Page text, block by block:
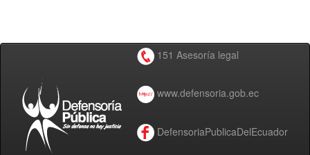
151 Asesoría legal
www.defensoria.gob.ec
DefensoriaPublicaDelEcuador